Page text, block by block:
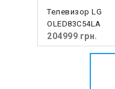
Телевизор LG
OLED83C54LA
204999 грн.